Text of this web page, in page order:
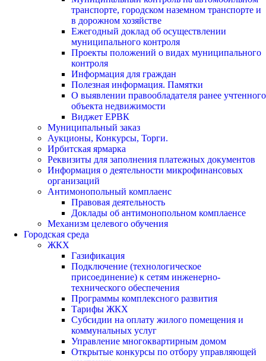
транспорте, городском наземном транспорте и
в дорожном хозяйстве
Ежегодный доклад об осуществлении
муниципального контроля
Проекты положений о видах муниципального
контроля
Информация для граждан
Полезная информация. Памятки
О выявлении правообладателя ранее учтенного
объекта недвижимости
Виджет ЕРВК
Муниципальный заказ
Аукционы, Конкурсы, Торги.
Ирбитская ярмарка
Реквизиты для заполнения платежных документов
Информация о деятельности микрофинансовых
организаций
Антимонопольный комплаенс
Правовая деятельность
Доклады об антимонопольном комплаенсе
Механизм целевого обучения
Городская среда
ЖКХ
Газификация
Подключение (технологическое
присоединение) к сетям инженерно-
технического обеспечения
Программы комплексного развития
Тарифы ЖКХ
Субсидии на оплату жилого помещения и
коммунальных услуг
Управление многоквартирным домом
Открытые конкурсы по отбору управляющей